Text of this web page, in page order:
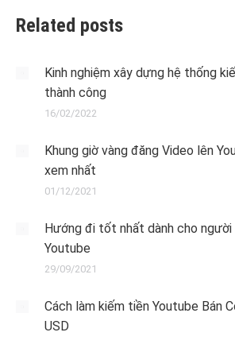
Related posts
Kinh nghiệm xây dựng hệ thống
thành công
16/02/2022
Khung giờ vàng đăng Video lên
xem nhất
01/12/2021
Hướng đi tốt nhất dành cho
Youtube
29/09/2021
Cách làm kiếm tiền Youtube Bán
USD